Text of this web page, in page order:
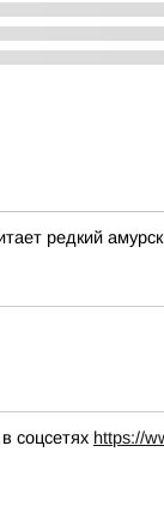
редкий
соцсетях https://